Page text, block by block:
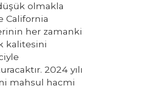
olmakla
California
her zamanki
kalitesini
2024 yılı
mahsul hacmi